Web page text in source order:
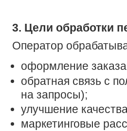
3. Цели обработки
Оператор
оформление
обратная связь с
на запросы);
улучшение
маркетинговые